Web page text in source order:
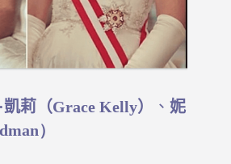
凱莉（Grace Kelly） 、 妮
）